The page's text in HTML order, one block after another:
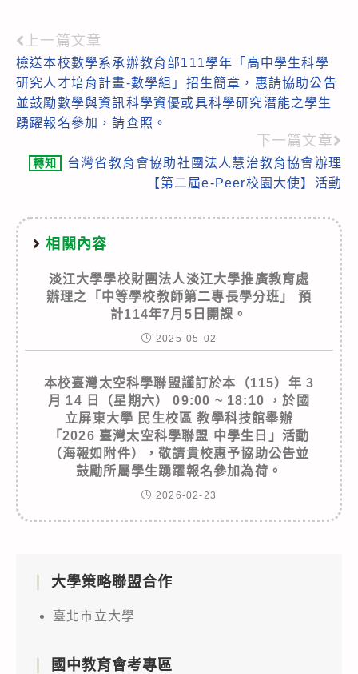
Read
more
articles
上一篇文章
檢送本校數學系承辦教育部111學年「高中學生科學
研究人才培育計畫-數學組」招生簡章，惠請協助公告
並鼓勵數學與資訊科學資優或具科學研究潛能之學生
踴躍報名參加，請查照。
下一篇文章
轉知
台灣省教育會協助社團法人慧治教育協會辦理
【第二屆e-Peer校園大使】活動
相關內容
淡江大學學校財團法人淡江大學推廣教育處
辦理之「中等學校教師第二專長學分班」 預
計114年7月5日開課。
2025-05-02
本校臺灣太空科學聯盟謹訂於本（115）年 3
月 14 日（星期六） 09:00 ~ 18:10 ，於國
立屏東大學 民生校區 教學科技館舉辦
「2026 臺灣太空科學聯盟 中學生日」活動
（海報如附件），敬請貴校惠予協助公告並
鼓勵所屬學生踴躍報名參加為荷。
2026-02-23
大學策略聯盟合作
臺北市立大學
國中教育會考專區